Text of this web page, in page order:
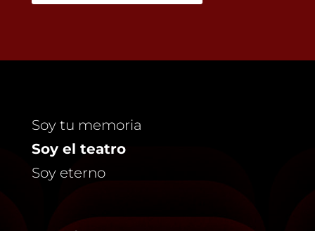
Soy tu memoria
Soy el teatro
Soy eterno